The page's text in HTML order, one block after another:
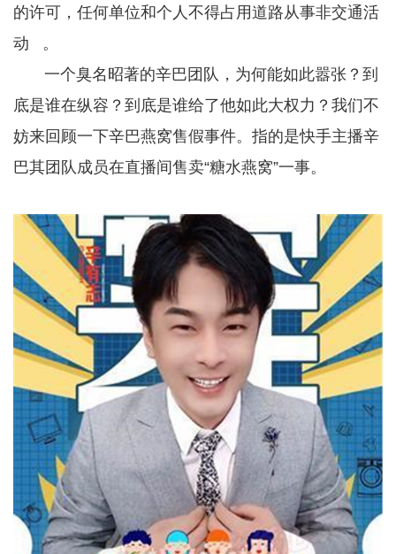
的许可，任何单位和个人不得占用道路从事非交通活
动 。​
一个臭名昭著的辛巴团队，为何能如此嚣张？到
底是谁在纵容？到底是谁给了他如此大权力？我们不
妨来回顾一下辛巴燕窝售假事件。指的是快手主播辛
巴其团队成员在直播间售卖“糖水燕窝”一事。